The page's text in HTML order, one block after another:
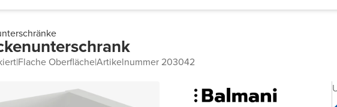
|Flache Oberfläche|Artikelnummer 203042